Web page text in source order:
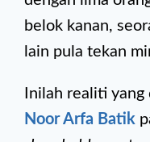
belok kanan,
lain pula tekan
Inilah realiti
Noor Arfa Batik